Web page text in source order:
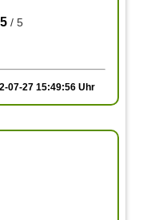
5 / 5
07-27 15:49:56 Uhr